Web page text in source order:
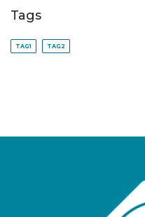
Tags
TAG1 TAG2